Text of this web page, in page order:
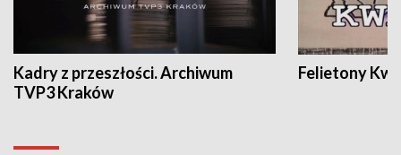
Kadry z przeszłości. Archiwum
TVP3 Kraków
Felietony